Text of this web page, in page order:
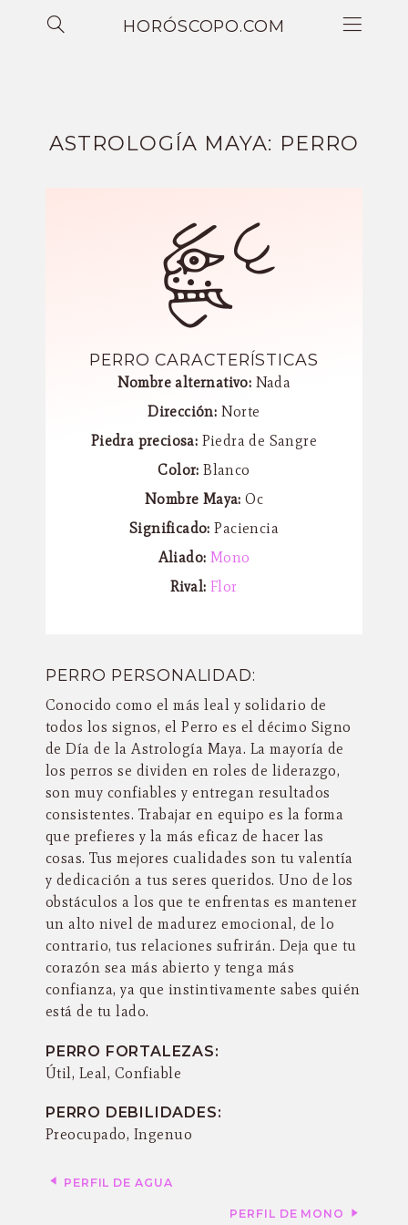
HORÓSCOPO.COM
ASTROLOGÍA MAYA: PERRO
PERRO CARACTERÍSTICAS
Nombre alternativo: Nada
Dirección: Norte
Piedra preciosa: Piedra de Sangre
Color: Blanco
Nombre Maya: Oc
Significado: Paciencia
Aliado: Mono
Rival: Flor
PERRO PERSONALIDAD:
Conocido como el más leal y solidario de
todos los signos, el Perro es el décimo Signo
de Día de la Astrología Maya. La mayoría de
los perros se dividen en roles de liderazgo,
son muy confiables y entregan resultados
consistentes. Trabajar en equipo es la forma
que prefieres y la más eficaz de hacer las
cosas. Tus mejores cualidades son tu valentía
y dedicación a tus seres queridos. Uno de los
obstáculos a los que te enfrentas es mantener
un alto nivel de madurez emocional, de lo
contrario, tus relaciones sufrirán. Deja que tu
corazón sea más abierto y tenga más
confianza, ya que instintivamente sabes quién
está de tu lado.
PERRO FORTALEZAS:
Útil, Leal, Confiable
PERRO DEBILIDADES:
Preocupado, Ingenuo
PERFIL DE AGUA
PERFIL DE MONO